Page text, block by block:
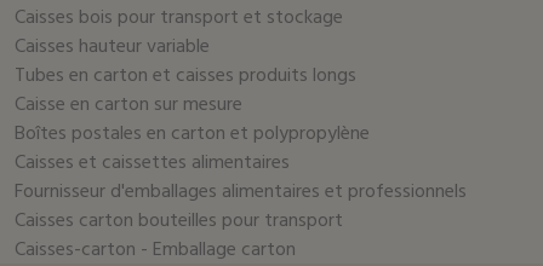
Caisses bois pour transport et stockage
Caisses hauteur variable
Tubes en carton et caisses produits longs
Caisse en carton sur mesure
Boîtes postales en carton et polypropylène
Caisses et caissettes alimentaires
Fournisseur d'emballages alimentaires et professionnels
Caisses carton bouteilles pour transport
Caisses-carton - Emballage carton